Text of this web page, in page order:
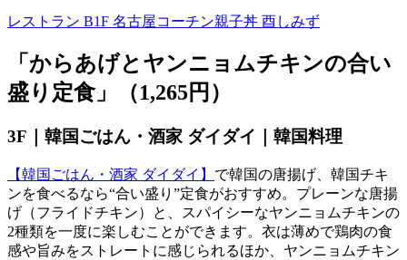
レストラン B1F 名古屋コーチン親子丼 酉しみず
「からあげとヤンニョムチキンの合い
盛り定食」（1,265円）
3F｜韓国ごはん・酒家 ダイダイ｜韓国料理
【韓国ごはん・酒家 ダイダイ】 で韓国の唐揚げ、韓国チキ
ンを食べるなら“合い盛り”定食がおすすめ。プレーンな唐揚
げ（フライドチキン）と、スパイシーなヤンニョムチキンの
2種類を一度に楽しむことができます。衣は薄めで鶏肉の食
感や旨みをストレートに感じられるほか、ヤンニョムチキン